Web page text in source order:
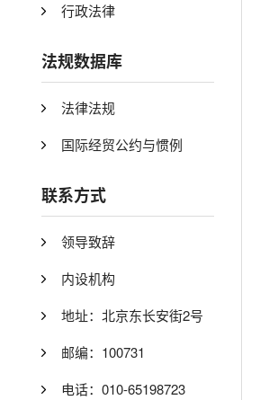
行政法律
法规数据库
法律法规
国际经贸公约与惯例
联系方式
领导致辞
内设机构
地址：北京东长安街2号
邮编：100731
电话：010-65198723